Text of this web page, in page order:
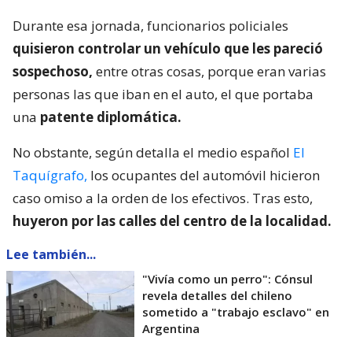
Durante esa jornada, funcionarios policiales
quisieron controlar un vehículo que les pareció
sospechoso, entre otras cosas, porque eran varias
personas las que iban en el auto, el que portaba
una patente diplomática.
No obstante, según detalla el medio español El
Taquígrafo, los ocupantes del automóvil hicieron
caso omiso a la orden de los efectivos. Tras esto,
huyeron por las calles del centro de la localidad.
Lee también...
"Vivía como un perro": Cónsul
revela detalles del chileno
sometido a "trabajo esclavo" en
Argentina